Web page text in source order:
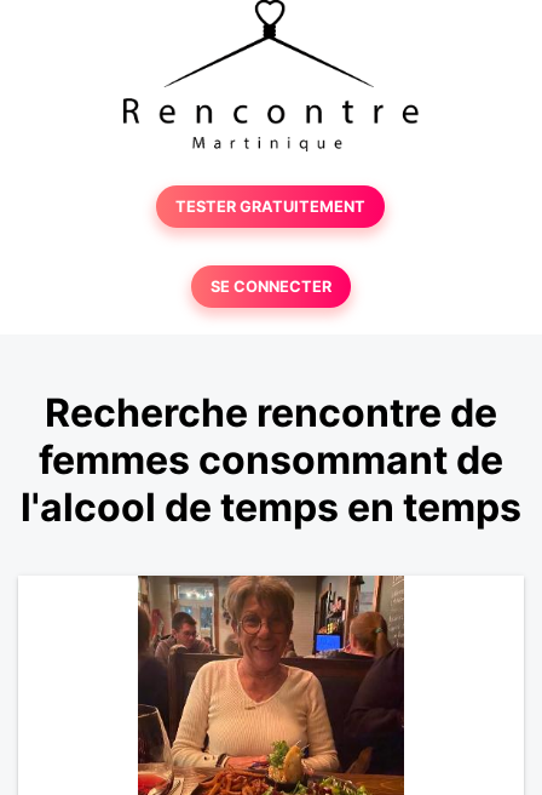
TESTER GRATUITEMENT
SE CONNECTER
Recherche rencontre de
femmes consommant de
l'alcool de temps en temps